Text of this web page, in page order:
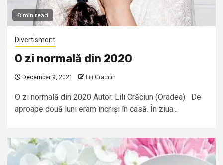
8 min read
Divertisment
O zi normală din 2020
December 9, 2021 Lili Craciun
O zi normală din 2020 Autor: Lili Crăciun (Oradea) De
aproape două luni eram închiși în casă. În ziua...